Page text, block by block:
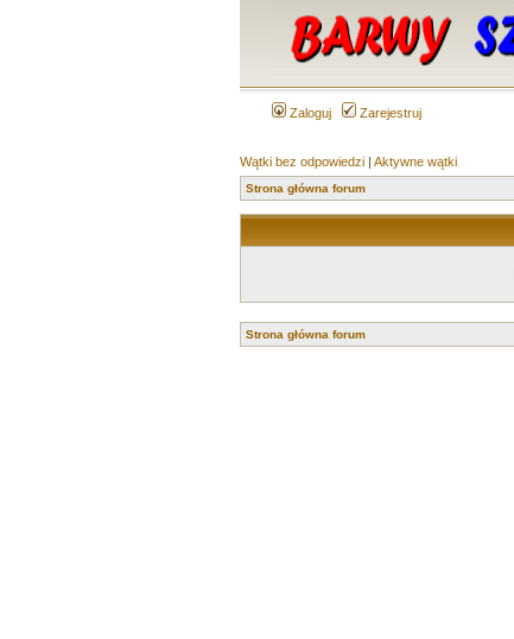
Zaloguj Zarejestruj
Wątki bez odpowiedzi| Aktywne wątki
Strona główna forum
Strona główna forum